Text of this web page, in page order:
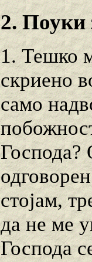
2. Поуки
1. Тешко
скриено
само
Господа?
стојам,
да не ме
Господа